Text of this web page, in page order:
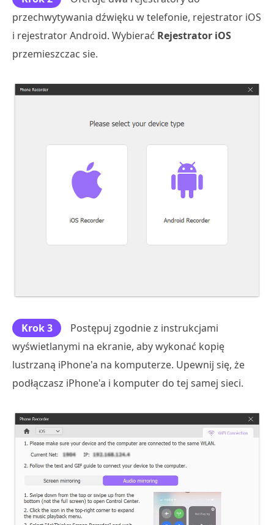
przechwytywania dźwięku w telefonie, rejestrator iOS
i rejestrator Android. Wybierać Rejestrator iOS
przemieszczac sie.
Krok 3
Postępuj zgodnie z instrukcjami
wyświetlanymi na ekranie, aby wykonać kopię
lustrzaną iPhone'a na komputerze. Upewnij się, że
podłączasz iPhone'a i komputer do tej samej sieci.